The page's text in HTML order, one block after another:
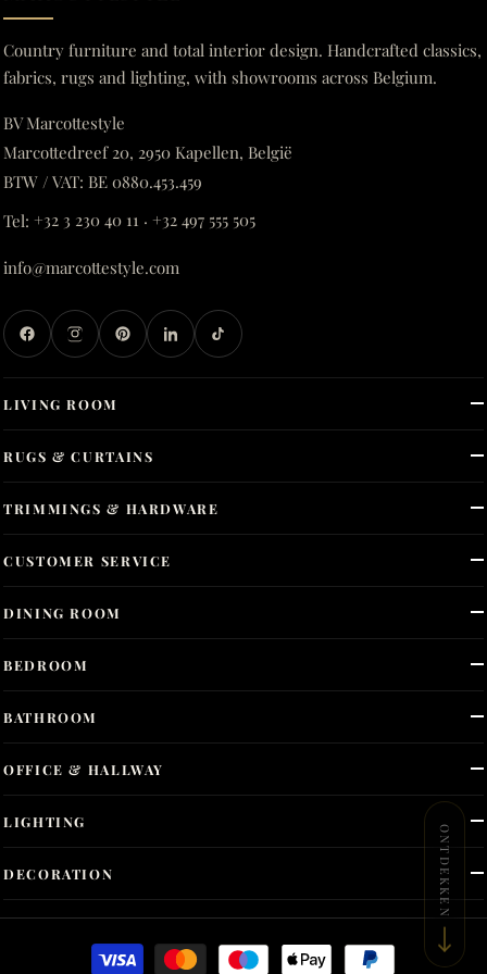
Country furniture and total interior design. Handcrafted classics,
fabrics, rugs and lighting, with showrooms across Belgium.
BV Marcottestyle
Marcottedreef 20, 2950 Kapellen, België
BTW / VAT: BE 0880.453.459
Tel: +32 3 230 40 11 · +32 497 555 505
info@marcottestyle.com
LIVING ROOM
DINING ROOM
BEDROOM
BATHROOM
OFFICE & HALLWAY
LIGHTING
DECORATION
RUGS & CURTAINS
TRIMMINGS & HARDWARE
CUSTOMER SERVICE
ONTDEKKEN